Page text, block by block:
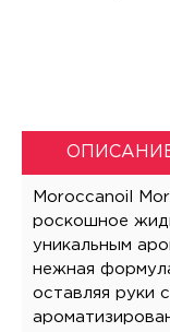
Moroccanoil
роскошное
уникальным
нежная
оставляя руки